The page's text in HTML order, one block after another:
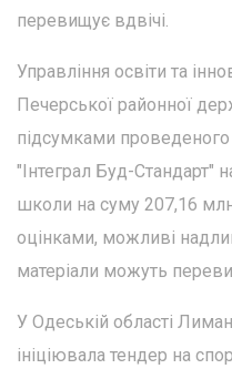
перевищує вдвічі.
Управління освіти та
Печерської районної
підсумками
"Інтеграл Буд-Стандарт"
школи на суму 207,16
оцінками, можливі
матеріали можуть
У Одеській області
ініціювала тендер на